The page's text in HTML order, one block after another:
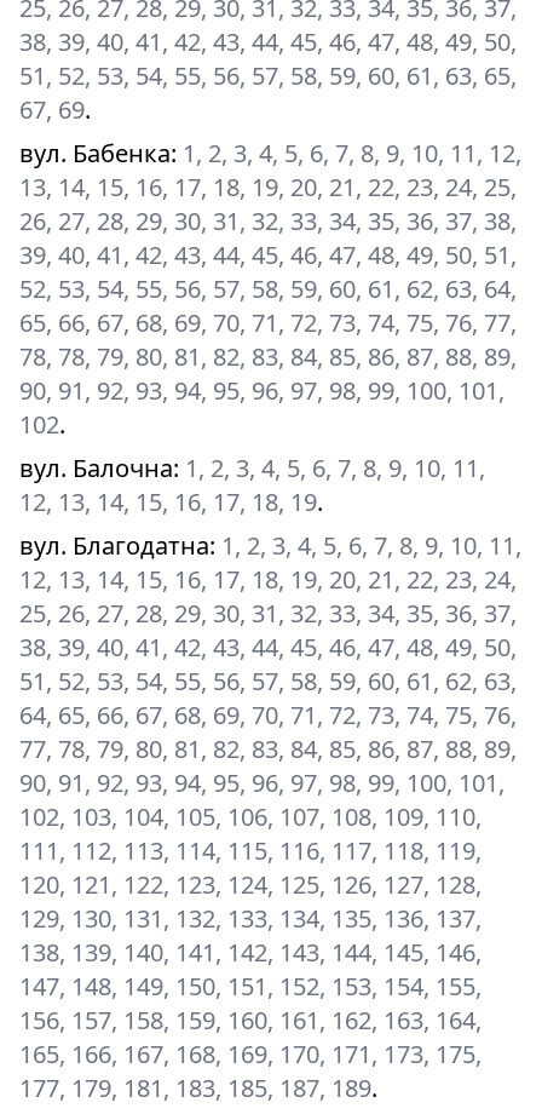
25, 26, 27, 28, 29, 30, 31, 32, 33, 34, 35, 36, 37,
38, 39, 40, 41, 42, 43, 44, 45, 46, 47, 48, 49, 50,
51, 52, 53, 54, 55, 56, 57, 58, 59, 60, 61, 63, 65,
67, 69.
вул. Бабенка: 1, 2, 3, 4, 5, 6, 7, 8, 9, 10, 11, 12,
13, 14, 15, 16, 17, 18, 19, 20, 21, 22, 23, 24, 25,
26, 27, 28, 29, 30, 31, 32, 33, 34, 35, 36, 37, 38,
39, 40, 41, 42, 43, 44, 45, 46, 47, 48, 49, 50, 51,
52, 53, 54, 55, 56, 57, 58, 59, 60, 61, 62, 63, 64,
65, 66, 67, 68, 69, 70, 71, 72, 73, 74, 75, 76, 77,
78, 78, 79, 80, 81, 82, 83, 84, 85, 86, 87, 88, 89,
90, 91, 92, 93, 94, 95, 96, 97, 98, 99, 100, 101,
102.
вул. Балочна: 1, 2, 3, 4, 5, 6, 7, 8, 9, 10, 11,
12, 13, 14, 15, 16, 17, 18, 19.
вул. Благодатна: 1, 2, 3, 4, 5, 6, 7, 8, 9, 10, 11,
12, 13, 14, 15, 16, 17, 18, 19, 20, 21, 22, 23, 24,
25, 26, 27, 28, 29, 30, 31, 32, 33, 34, 35, 36, 37,
38, 39, 40, 41, 42, 43, 44, 45, 46, 47, 48, 49, 50,
51, 52, 53, 54, 55, 56, 57, 58, 59, 60, 61, 62, 63,
64, 65, 66, 67, 68, 69, 70, 71, 72, 73, 74, 75, 76,
77, 78, 79, 80, 81, 82, 83, 84, 85, 86, 87, 88, 89,
90, 91, 92, 93, 94, 95, 96, 97, 98, 99, 100, 101,
102, 103, 104, 105, 106, 107, 108, 109, 110,
111, 112, 113, 114, 115, 116, 117, 118, 119,
120, 121, 122, 123, 124, 125, 126, 127, 128,
129, 130, 131, 132, 133, 134, 135, 136, 137,
138, 139, 140, 141, 142, 143, 144, 145, 146,
147, 148, 149, 150, 151, 152, 153, 154, 155,
156, 157, 158, 159, 160, 161, 162, 163, 164,
165, 166, 167, 168, 169, 170, 171, 173, 175,
177, 179, 181, 183, 185, 187, 189.